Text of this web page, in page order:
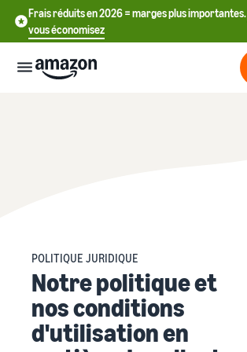
Frais réduits en 2026 = marges plus importantes.
vous économisez
Introduction à la vente
Comment devenir un
vendeur Amazon
Créez votre compte
vendeur
de la
logistique
Expédié par Amazon
Externalisez la gestion des
Touchez
plus de
clients
Tarification
Connaître
Apprendre
English
POLITIQUE JURIDIQUE
Notre politique et
nos conditions
d'utilisation en